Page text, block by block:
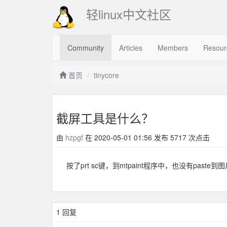
轻linux中文社区
Community Articles Members
首页 tinycore
截屏工具是什么？
由 hzpgf 在 2020-05-01 01:56 发布 5717 次点击
按了prt sc键，到mtpaint程序中，也没有paste到图
1 回复